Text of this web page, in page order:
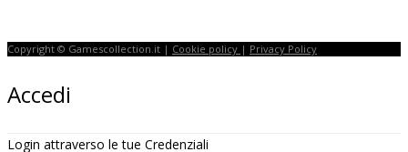
Copyright © Gamescollection.it | Cookie policy | Privacy Policy
Accedi
Login attraverso le tue Credenziali